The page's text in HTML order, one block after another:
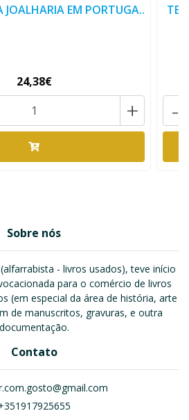
JOALHARIA EM PORTUGA..
24,38€
+ -
Sobre nós
- livros usados), teve início
para o comércio de livros
(em especial da área de história, arte
de manuscritos, gravuras, e outra
documentação.
Contato